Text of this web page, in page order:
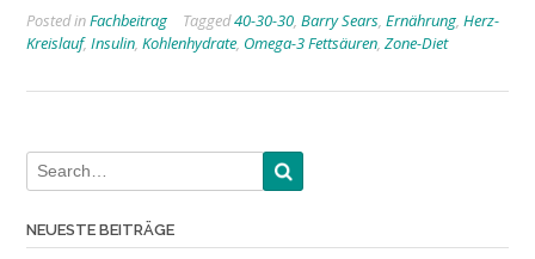
Posted inFachbeitrag Tagged40-30-30, Barry Sears, Ernährung, Herz-
Kreislauf, Insulin, Kohlenhydrate, Omega-3 Fettsäuren, Zone-Diet
NEUESTE BEITRÄGE